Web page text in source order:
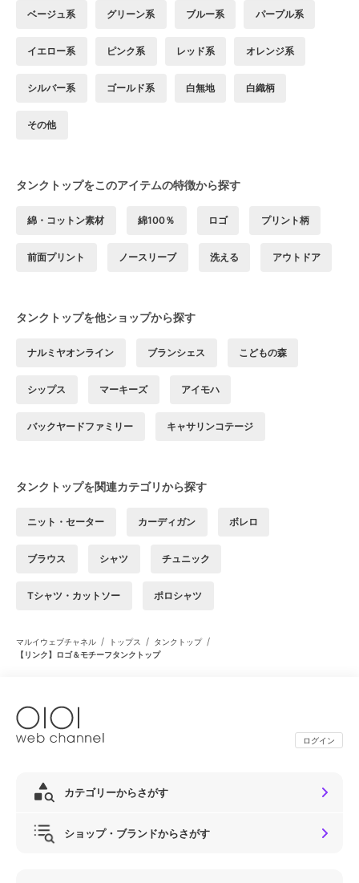
ベージュ系 グリーン系 ブルー系 パープル系
イエロー系 ピンク系 レッド系 オレンジ系
シルバー系 ゴールド系 白無地 白織柄
その他
タンクトップをこのアイテムの特徴から探す
綿・コットン素材 綿100％ ロゴ プリント柄
前面プリント ノースリーブ 洗える アウトドア
タンクトップを他ショップから探す
ナルミヤオンライン ブランシェス こどもの森
シップス マーキーズ アイモハ
バックヤードファミリー キャサリンコテージ
タンクトップを関連カテゴリから探す
ニット・セーター カーディガン ボレロ
ブラウス シャツ チュニック
Tシャツ・カットソー ポロシャツ
マルイウェブチャネル / トップス / タンクトップ/
【リンク】ロゴ＆モチーフタンクトップ
ログイン
カテゴリーからさがす
ショップ・ブランドからさがす